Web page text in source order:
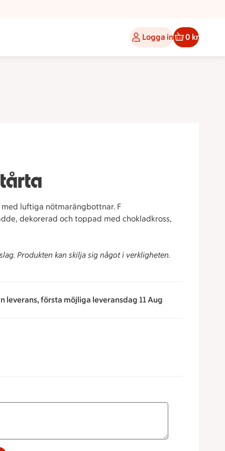
Logga in 0 kr
luftiga nötmarängbottnar. F
dekorerad och toppad med chokladkross,
Produkten kan skilja sig något i verkligheten.
leverans, första möjliga leveransdag 11 Aug